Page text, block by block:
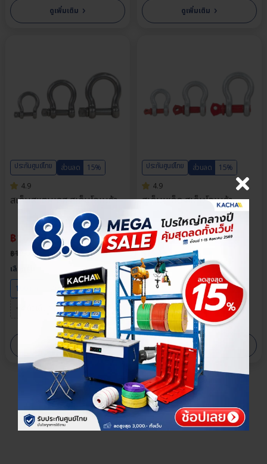
ดูเพิ่มเติม › ดูเพิ่มเติม ›
ประกันศูนย์ไทย ส่วนลด
15%
4.9
สเก็นสแตนเลส สเก็นโอเมก้า
฿ 16.15
฿19.00
เลือกรุ่น
100 กก.
400 กก.
+4 ตัวเลือก
ดูเพิ่มเติม ›
ประกันศูนย์ไทย ส่วนลด
15%
4.9
สเก็นเหล็ก สเก็นโอเมก้า
฿16.15
฿19.00
เลือกรุ่น
0.5 ตัน
1 ตัน +6 ตัวเลือก
ดูเพิ่มเติม
เลือกตัวเลือกสินค้า